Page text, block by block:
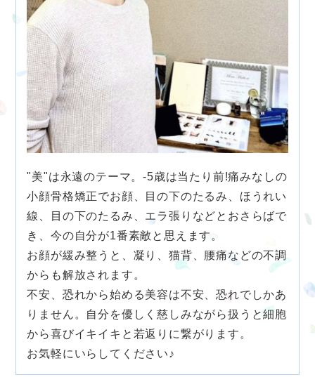
"美"は永遠のテーマ。-5歳は当たり前!痛みなしの
小顔骨格矯正でお顔、目の下のたるみ、ほうれい
線、目の下のたるみ、エラ張りなどとおさらばで
き、今の自分が1番素敵と思えます。
お顔が緩み整うと、凝り、猫背、腰痛などの不調
からも解放されます。
不安、恐れから始める美容は不安、恐れでしかあ
りません。自分を優しく慈しみながら扱うと細胞
から喜びイキイキと若返りに繋がります。
お気軽にいらしてください♪